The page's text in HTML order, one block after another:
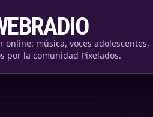
online: música, voces adolescentes,
por la comunidad Pixelados.